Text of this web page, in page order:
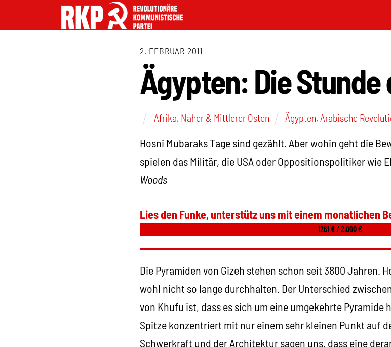
2. FEBRUAR 2011
Ägypten: Die
Afrika, Naher & Mittlerer Osten Ägypten,Arabische
Hosni Mubaraks Tage sind gezählt. Aber wohin geht die
spielen das Militär, die USA oder Oppositionspolitiker wie
Woods
Lies den Funke, unterstütz uns mit einem monatlichen
1261 € / 2.000 €
Die Pyramiden von Gizeh stehen schon seit 3800 Jahren.
wohl nicht so lange durchhalten. Der Unterschied
von Khufu ist, dass es sich um eine umgekehrte Pyramide
Spitze konzentriert mit nur einem sehr kleinen Punkt auf
Schwerkraft und der Architektur sagen uns, dass eine